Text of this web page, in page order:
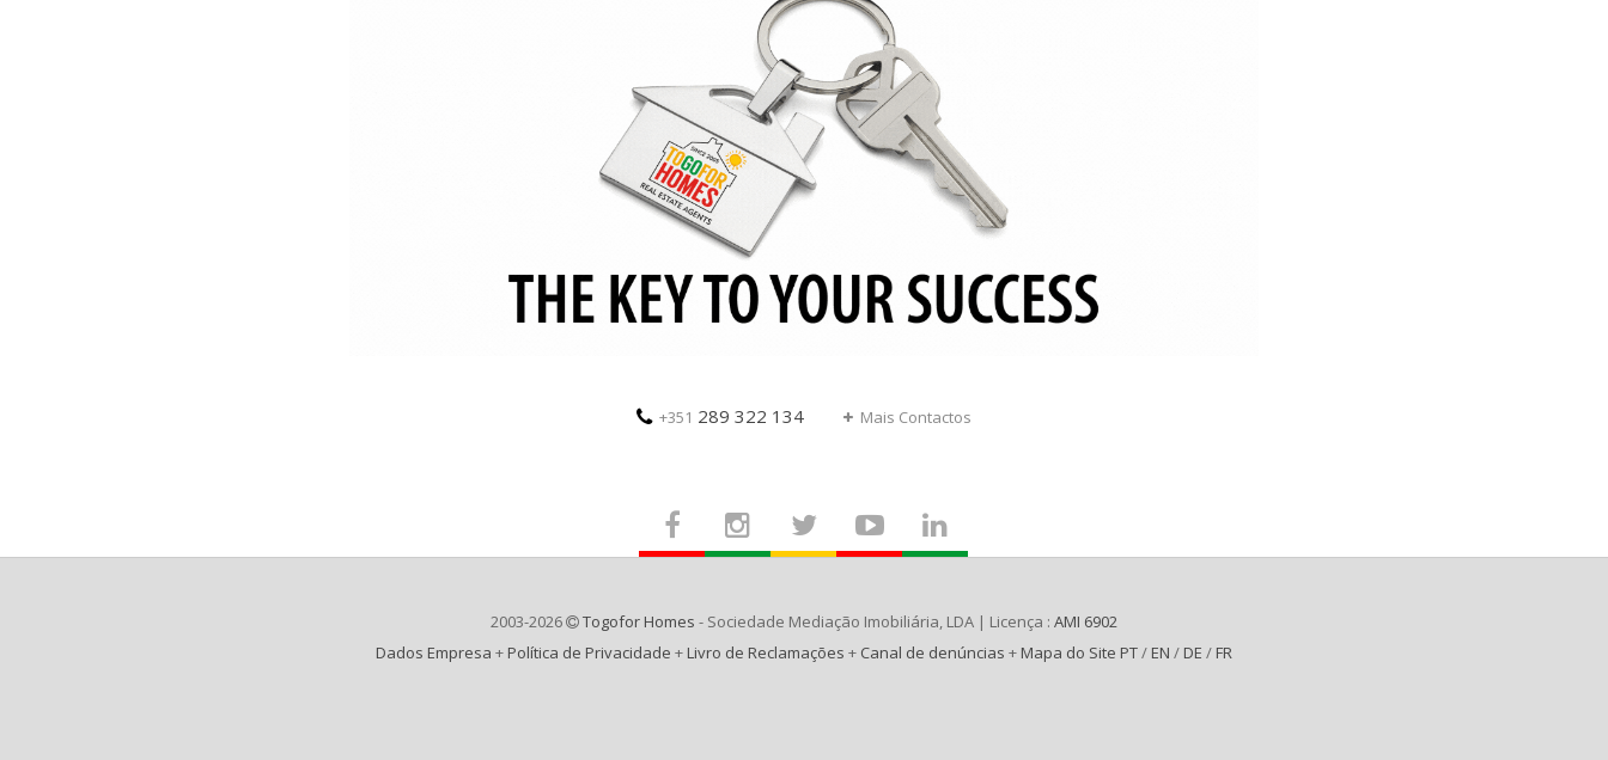
+351 289 322 134 Mais Contactos
2003-2026 Togofor Homes - Sociedade Mediação Imobiliária, LDA | Licença : AMI 6902
Dados Empresa + Política de Privacidade + Livro de Reclamações + Canal de denúncias + Mapa do Site PT/ EN / DE / FR